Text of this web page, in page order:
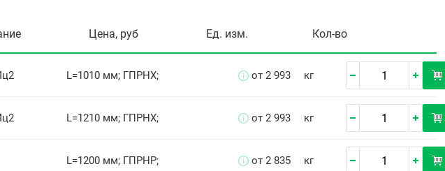
Цена, руб Ед. изм. Кол-во
L=1010 мм; ГПРНХ; от 2 993 кг
L=1210 мм; ГПРНХ; от 2 993 кг
L=1200 мм; ГПРНР; от 2 835 кг